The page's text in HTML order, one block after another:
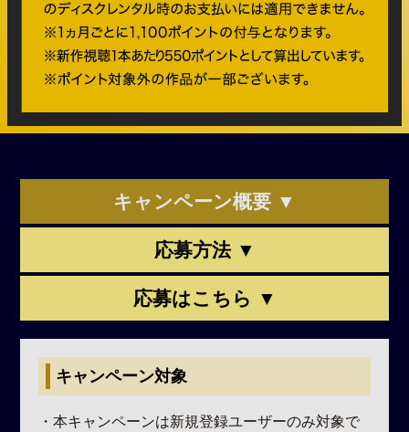
キャンペーン概要 ▼
応募方法 ▼
応募はこちら ▼
キャンペーン対象
・本キャンペーンは新規登録ユーザーのみ対象で